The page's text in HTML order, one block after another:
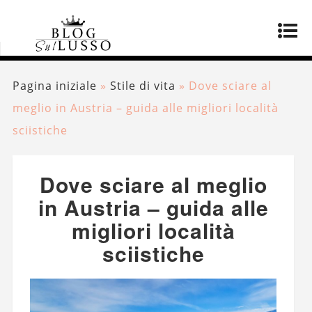
Pagina iniziale » Stile di vita » Dove sciare al
meglio in Austria – guida alle migliori località
sciistiche
Dove sciare al meglio
in Austria – guida alle
migliori località
sciistiche